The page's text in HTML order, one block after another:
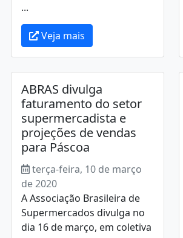
...
Veja mais
ABRAS divulga
faturamento do setor
supermercadista e
projeções de vendas
para Páscoa
terça-feira, 10 de março
de 2020
A Associação Brasileira de
Supermercados divulga no
dia 16 de março, em coletiva